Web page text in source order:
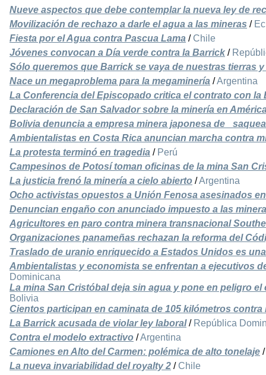
Nueve aspectos que debe contemplar la nueva ley de
Movilización de rechazo a darle el agua a las mineras /
Fiesta por el Agua contra Pascua Lama / Chile
Jóvenes convocan a Día verde contra la Barrick /
Sólo queremos que Barrick se vaya de nuestras tierras
Nace un megaproblema para la megaminería /Argentina
La Conferencia del Episcopado critica el contrato con la
Declaración de San Salvador sobre la minería en
Bolivia denuncia a empresa minera japonesa de
Ambientalistas en Costa Rica anuncian marcha contra
La protesta terminó en tragedia / Perú
Campesinos de Potosí toman oficinas de la mina San
La justicia frenó la minería a cielo abierto /Argentina
Ocho activistas opuestos a Unión Fenosa asesinados
Denuncian engaño con anunciado impuesto a las
Agricultores en paro contra minera transnacional
Organizaciones panameñas rechazan la reforma del
Traslado de uranio enriquecido a Estados Unidos es
Ambientalistas y economista se enfrentan a ejecutivos
Dominicana
La mina San Cristóbal deja sin agua y pone en peligro
Bolivia
Cientos participan en caminata de 105 kilómetros contra
La Barrick acusada de violar ley laboral/ República
Contra el modelo extractivo /Argentina
Camiones en Alto del Carmen: polémica de alto tonelaje
La nueva invariabilidad del royalty 2 / Chile